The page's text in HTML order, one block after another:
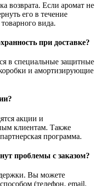
возврата. Если аромат не
его в течение
вида.
при доставке?
в специальные защитные
и амортизирующие
акции и
клиентам. Также
программа.
проблемы с заказом?
Вы можете
(телефон, email,